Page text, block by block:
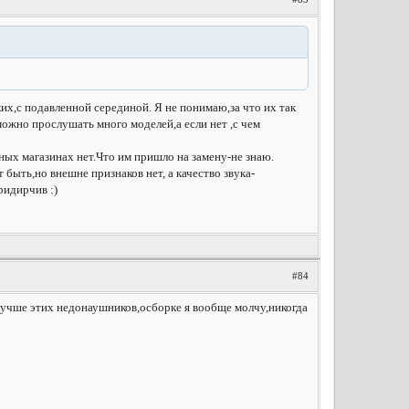
подавленной серединой. Я не понимаю,за что их так
прослушать много моделей,а если нет ,с чем
магазинах нет.Что им пришло на замену-не знаю.
внешне признаков нет, а качество звука-
:)
#84
этих недонаушников,осборке я вообще молчу,никогда